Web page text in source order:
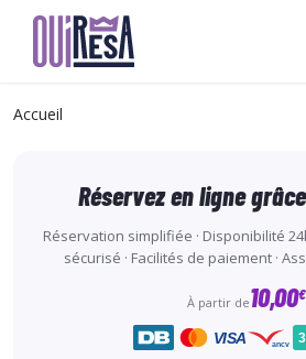
contenu
Accueil
Réservez en ligne
Réservation simplifiée · Disponibilité
sécurisé · Facilités de paiement ·
À partir de10,00€
VISA ancv